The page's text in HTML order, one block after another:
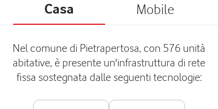
Casa Mobile
Nel comune di Pietrapertosa, con 576 unità
abitative, è presente un'infrastruttura di rete
fissa sostegnata dalle seguenti tecnologie: